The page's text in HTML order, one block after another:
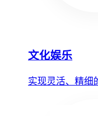
文化娱乐
实现灵活、精细